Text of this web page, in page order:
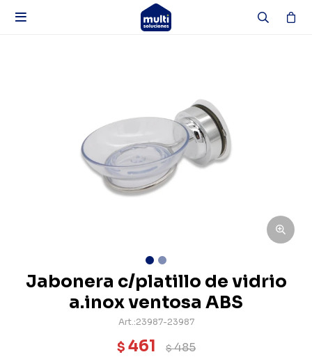

Jabonera c/platillo de vidrio
a.inox ventosa ABS
23987-23987
$ 461 $485